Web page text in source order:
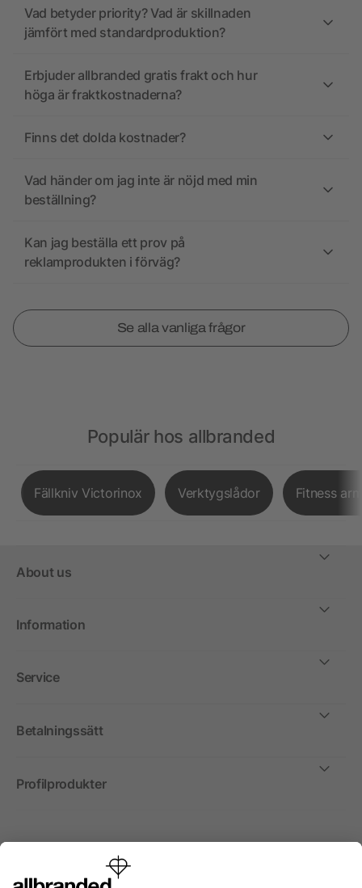
Vad betyder priority? Vad är skillnaden
jämfört med standardproduktion?
Erbjuder allbranded gratis frakt och hur
höga är fraktkostnaderna?
Finns det dolda kostnader?
Vad händer om jag inte är nöjd med min
beställning?
Kan jag beställa ett prov på
reklamprodukten i förväg?
Se alla vanliga frågor
Populär hos allbranded
Fällkniv Victorinox Verktygslådor Fitness
About us
Information
Service
Betalningssätt
Profilprodukter
Internationellt